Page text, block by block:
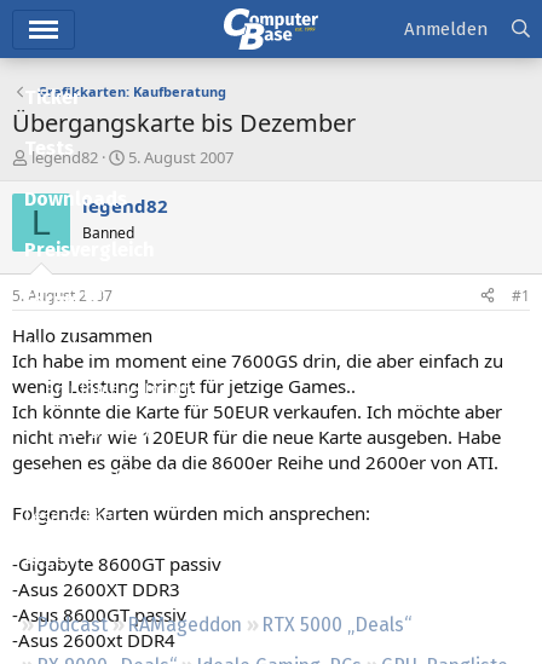
Ticker
Tests
Downloads
Preisvergleich
Forum
Aktuelles
Empfohlene Inhalte
Neue Beiträge
Neueste Aktivitäten
Leserartikel
Regeln
Podcast RAMageddon
RTX 5000 „Deals“
Anmelden
Grafikkarten: Kaufberatung
Übergangskarte bis Dezember
E
s
e
l
e
r
legend82
E
s
t
e
t
a
5. August 2007
L legend82
Banned
5. August 2007 #1
Hallo zusammen
Ich habe im moment eine 7600GS drin, die aber einfach zu
wenig Leistung bringt für jetzige Games..
Ich könnte die Karte für 50EUR verkaufen. Ich möchte aber
nicht mehr wie 120EUR für die neue Karte ausgeben. Habe
gesehen es gäbe da die 8600er Reihe und 2600er von ATI.
Folgende Karten würden mich ansprechen:
-Gigabyte 8600GT passiv
-Asus 2600XT DDR3
-Asus 8600GT passiv
-Asus 2600xt DDR4